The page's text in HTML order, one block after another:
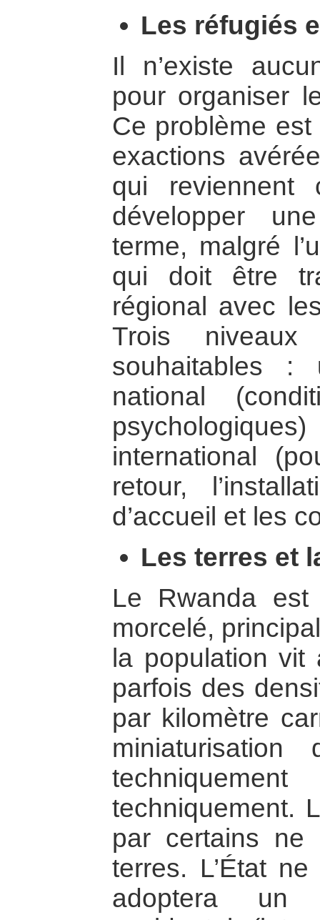
Les réfugiés
Il n’existe
pour organiser
Ce problème est
exactions
qui reviennent
développer
terme, malgré
qui doit être
régional avec
Trois niveaux
souhaitables
national
international
retour,
d’accueil et les
Les terres et
Le Rwanda
morcelé,
la population
parfois des
par kilomètre
techniquement.
par certains ne
terres. L’État
adoptera un